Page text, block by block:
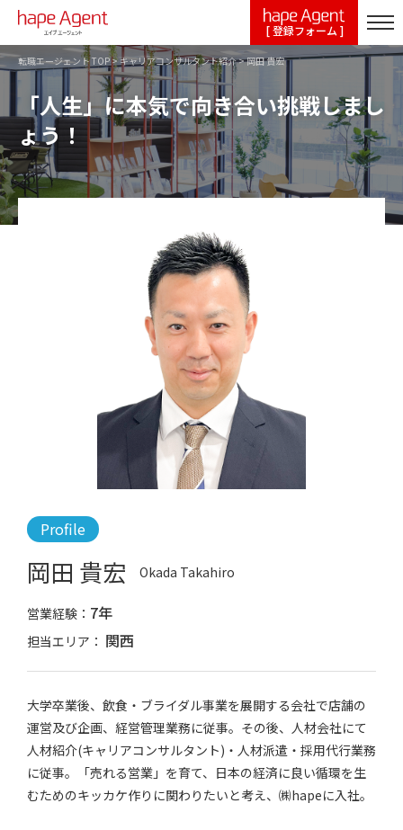
[ 登録フォーム ]
転職エージェント TOP>キャリアコンサルタント紹介>岡田 貴宏
「人生」に本気で向き合い挑戦しまし
ょう！
Profile
岡田 貴宏 Okada Takahiro
営業経験： 7年
担当エリア： 関西
大学卒業後、飲食・ブライダル事業を展開する会社で店舗の
運営及び企画、経営管理業務に従事。その後、人材会社にて
人材紹介(キャリアコンサルタント)・人材派遣・採用代行業務
に従事。「売れる営業」を育て、日本の経済に良い循環を生
むためのキッカケ作りに関わりたいと考え、㈱hapeに入社。